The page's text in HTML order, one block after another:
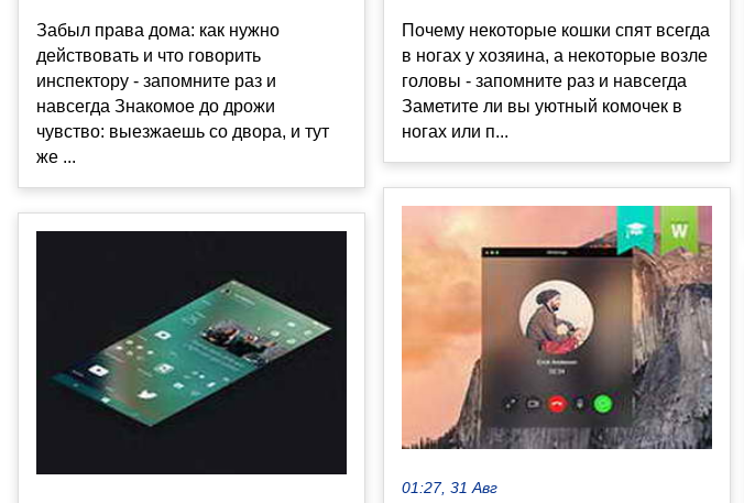
Забыл права дома: как нужно
действовать и что говорить
инспектору - запомните раз и
навсегда Знакомое до дрожи
чувство: выезжаешь со двора, и тут
же ...
Почему некоторые кошки спят всегда
в ногах у хозяина, а некоторые возле
головы - запомните раз и навсегда
Заметите ли вы уютный комочек в
ногах или п...
01:27, 31 Авг